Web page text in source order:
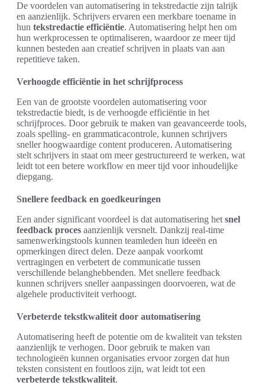
De voordelen van automatisering in tekstredactie zijn talrijk
en aanzienlijk. Schrijvers ervaren een merkbare toename in
hun tekstredactie efficiëntie. Automatisering helpt hen om
hun werkprocessen te optimaliseren, waardoor ze meer tijd
kunnen besteden aan creatief schrijven in plaats van aan
repetitieve taken.
Verhoogde efficiëntie in het schrijfprocess
Een van de grootste voordelen automatisering voor
tekstredactie biedt, is de verhoogde efficiëntie in het
schrijfproces. Door gebruik te maken van geavanceerde tools,
zoals spelling- en grammaticacontrole, kunnen schrijvers
sneller hoogwaardige content produceren. Automatisering
stelt schrijvers in staat om meer gestructureerd te werken, wat
leidt tot een betere workflow en meer tijd voor inhoudelijke
diepgang.
Snellere feedback en goedkeuringen
Een ander significant voordeel is dat automatisering het snel
feedback proces aanzienlijk versnelt. Dankzij real-time
samenwerkingstools kunnen teamleden hun ideeën en
opmerkingen direct delen. Deze aanpak voorkomt
vertragingen en verbetert de communicatie tussen
verschillende belanghebbenden. Met snellere feedback
kunnen schrijvers sneller aanpassingen doorvoeren, wat de
algehele productiviteit verhoogt.
Verbeterde tekstkwaliteit door automatisering
Automatisering heeft de potentie om de kwaliteit van teksten
aanzienlijk te verhogen. Door gebruik te maken van
technologieën kunnen organisaties ervoor zorgen dat hun
teksten consistent en foutloos zijn, wat leidt tot een
verbeterde tekstkwaliteit.